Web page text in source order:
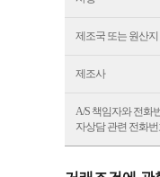
제조국 또는 원산지
제조사
A/S 책임자와 전화
자상담 관련 전화